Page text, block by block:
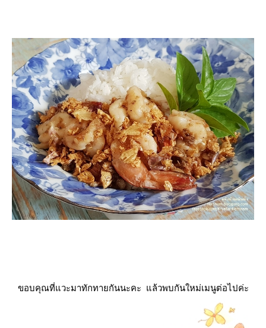
ขอบคุณที่แวะมาทักทายกันนะคะ แล้วพบกันใหม่เมนูต่อไปค่ะ